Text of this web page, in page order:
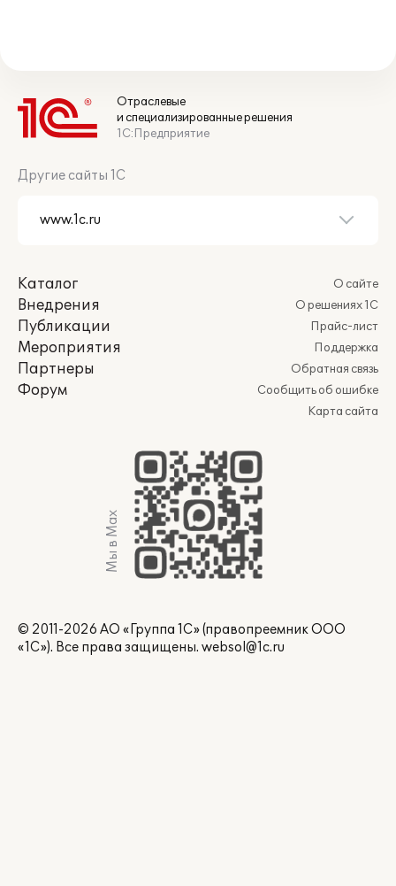
Отраслевые
и специализированные решения
1С:Предприятие
Другие сайты 1С
Каталог
Внедрения
Публикации
Мероприятия
Партнеры
Форум
О сайте
О решениях 1С
Прайс-лист
Поддержка
Обратная связь
Сообщить об ошибке
Карта сайта
Мы в Max
© 2011-2026 АО «Группа 1С» (правопреемник ООО
«1С»). Все права защищены. websol@1c.ru